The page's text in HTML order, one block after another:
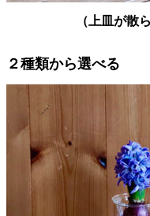
（上皿が散
２種類から選べる